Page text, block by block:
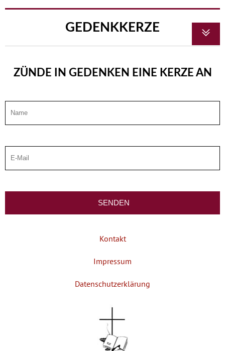
GEDENKKERZE
ZÜNDE IN GEDENKEN EINE KERZE AN
Kontakt
Impressum
Datenschutzerklärung